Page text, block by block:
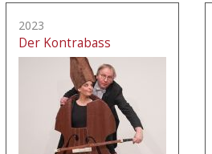
2023
Der Kontrabass